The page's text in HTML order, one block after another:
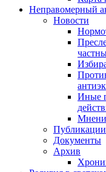
Неправомерный
Новости
Иные
Публикации
Документы
Архив